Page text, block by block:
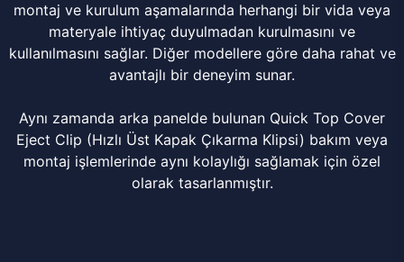
montaj ve kurulum aşamalarında herhangi bir vida veya
materyale ihtiyaç duyulmadan kurulmasını ve
kullanılmasını sağlar. Diğer modellere göre daha rahat ve
avantajlı bir deneyim sunar.
Aynı zamanda arka panelde bulunan Quick Top Cover
Eject Clip (Hızlı Üst Kapak Çıkarma Klipsi) bakım veya
montaj işlemlerinde aynı kolaylığı sağlamak için özel
olarak tasarlanmıştır.